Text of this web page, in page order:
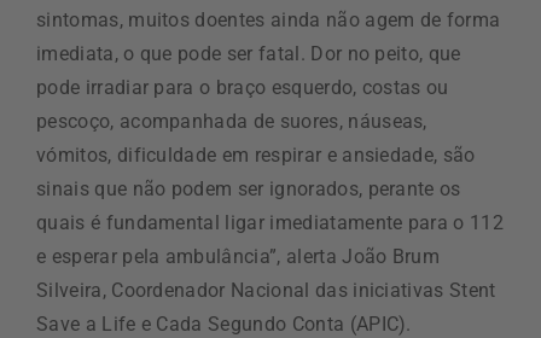
sintomas, muitos doentes ainda não agem de forma
imediata, o que pode ser fatal. Dor no peito, que
pode irradiar para o braço esquerdo, costas ou
pescoço, acompanhada de suores, náuseas,
vómitos, dificuldade em respirar e ansiedade, são
sinais que não podem ser ignorados, perante os
quais é fundamental ligar imediatamente para o 112
e esperar pela ambulância”, alerta João Brum
Silveira, Coordenador Nacional das iniciativas Stent
Save a Life e Cada Segundo Conta (APIC).